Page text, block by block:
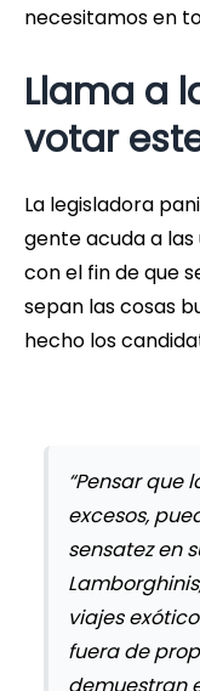
necesitamos en
Llama a
votar
La legisladora
gente acuda a
con el fin de que
sepan las cosas
hecho los
“Pensar que
excesos,
sensatez en
viajes
fuera de